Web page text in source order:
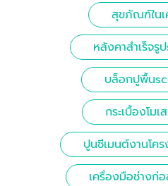
สุขภัณฑ์ใน
หลังคาสำเร็จ
บล็อกปูพื้น
กระเบื้องโม
ปูนซีเมนต์งานโค
เครื่องมือช่างก่